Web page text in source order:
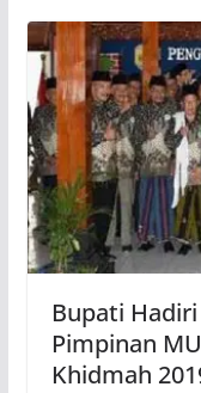
Bupati
Pimpinan
Khidmah